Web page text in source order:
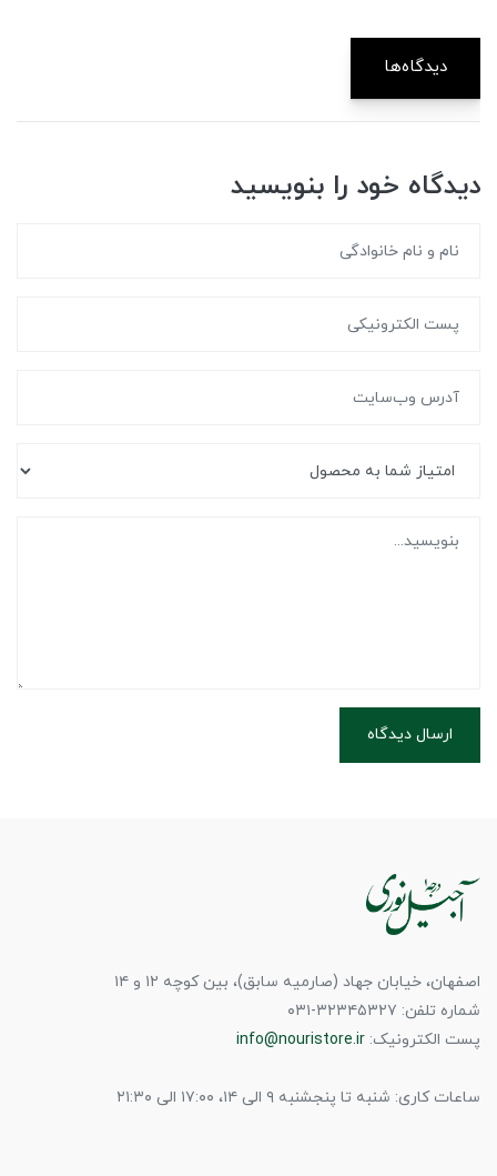
دیدگاه‌ها
دیدگاه خود را بنویسید
ارسال دیدگاه
اصفهان، خیابان جهاد (صارمیه سابق)، بین کوچه ۱۲ و ۱۴
شماره تلفن: ۳۲۳۴۵۳۲۷-۰۳۱
پست الکترونیک: info@nouristore.ir
ساعات کاری: شنبه تا پنجشنبه ۹ الی ۱۴، ۱۷:۰۰ الی ۲۱:۳۰